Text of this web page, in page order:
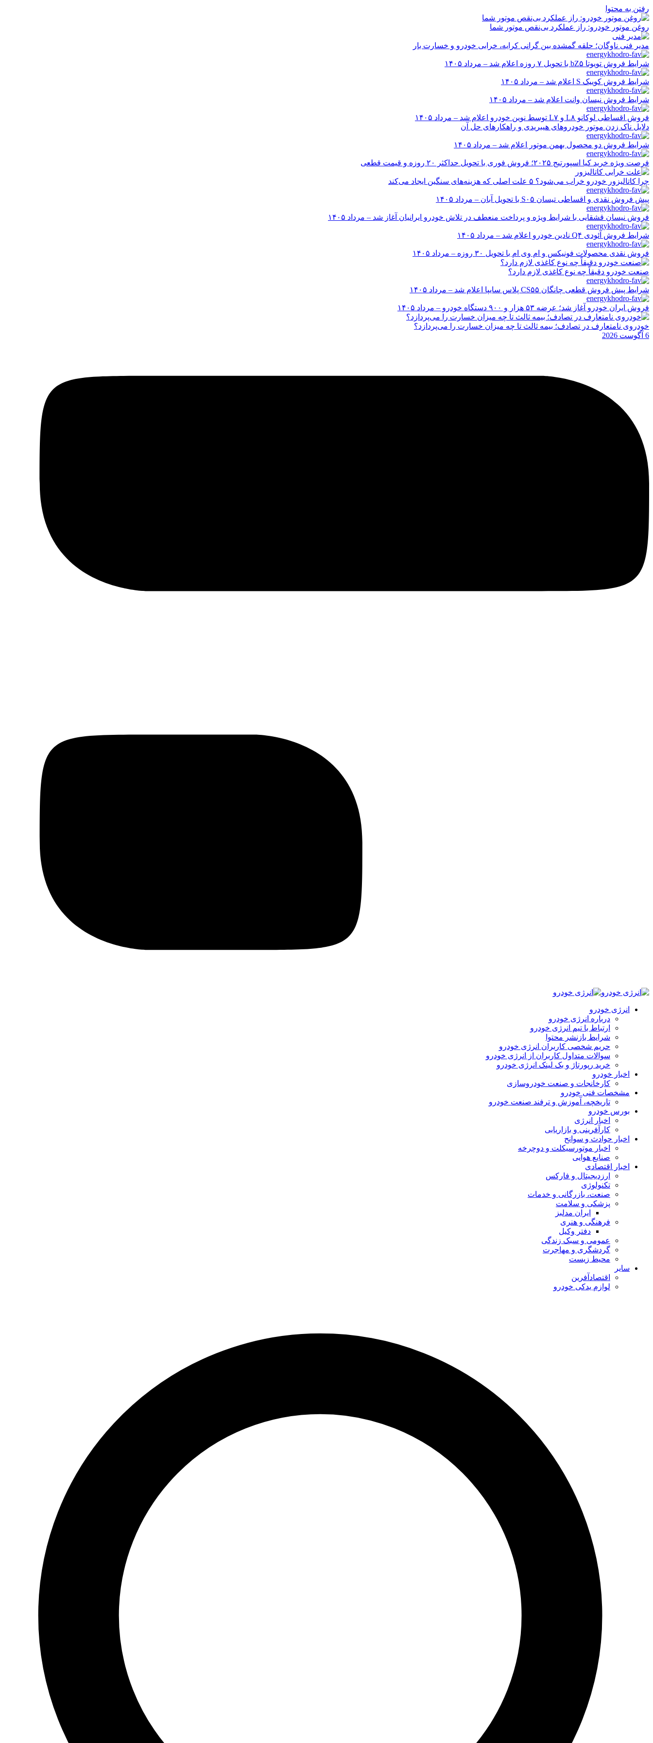
رفتن به محتوا
روغن موتور خودرو: راز عملکرد بی‌نقص موتور شما
مدیر فنی ناوگان؛ حلقه گمشده بین گرانی کرایه، خرابی خودرو و خسارت بار
شرایط فروش تویوتا bZ۵ با تحویل ۷ روزه اعلام شد – مرداد ۱۴۰۵
شرایط فروش کوییک S اعلام شد – مرداد ۱۴۰۵
شرایط فروش نیسان وانت اعلام شد – مرداد ۱۴۰۵
فروش اقساطی لوکانو L۸ و L۷ توسط نوین خودرو اعلام شد – مرداد ۱۴۰۵
دلایل ناک زدن موتور خودروهای هیبریدی و راهکارهای حل آن
شرایط فروش دو محصول بهمن موتور اعلام شد – مرداد ۱۴۰۵
فرصت ویژه خرید کیا اسپورتیج ۲۰۲۵؛ فروش فوری با تحویل حداکثر ۲۰ روزه و قیمت قطعی
چرا کاتالیزور خودرو خراب می‌شود؟ ۵ علت اصلی که هزینه‌های سنگین ایجاد می‌کند
پیش فروش نقدی و اقساطی تیسان S۰۵ با تحویل آبان – مرداد ۱۴۰۵
فروش نیسان قشقایی با شرایط ویژه و پرداخت منعطف در تلاش خودرو ایرانیان آغاز شد – مرداد ۱۴۰۵
شرایط فروش آئودی Q۴ نادین خودرو اعلام شد – مرداد ۱۴۰۵
فروش نقدی محصولات فونیکس و ام وی ام با تحویل ۳۰ روزه – مرداد ۱۴۰۵
صنعت خودرو دقیقاً چه نوع کاغذی لازم دارد؟
شرایط پیش فروش قطعی چانگان CS۵۵ پلاس سایپا اعلام شد – مرداد ۱۴۰۵
فروش ایران خودرو آغاز شد؛ عرضه ۵۳ هزار و ۹۰۰ دستگاه خودرو – مرداد ۱۴۰۵
خودروی نامتعارف در تصادف؛ بیمه ثالث تا چه میزان خسارت را می‌پردازد؟
6 آگوست 2026
انرژی خودرو
درباره انرژی خودرو
ارتباط با تیم انرژی خودرو
شرایط بازنشر محتوا
حریم شخصی کاربران انرژی خودرو
سوالات متداول کاربران از انرژی خودرو
خرید رپورتاژ و بک لینک انرژی خودرو
اخبار خودرو
کارخانجات و صنعت خودروسازی
مشخصات فنی خودرو
تاریخچه، آموزش و ترفند صنعت خودرو
بورس خودرو
اخبار انرژی
کارآفرینی و بازاریابی
اخبار حوادث و سوانح
اخبار موتورسیکلت و دوچرخه
صنایع هوایی
اخبار اقتصادی
ارزدیجیتال و فارکس
تکنولوژی
صنعت، بازرگانی و خدمات
پزشکی و سلامت
ایران مدلبز
فرهنگی و هنری
دفتر وکیل
عمومی و سبک زندگی
گردشگری و مهاجرت
محیط زیست
سایر
اقتصادآفرین
لوازم یدکی خودرو